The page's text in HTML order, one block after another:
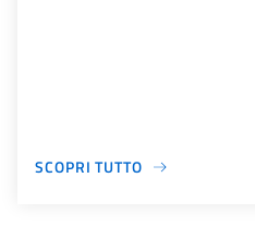
SCOPRI TUTTO